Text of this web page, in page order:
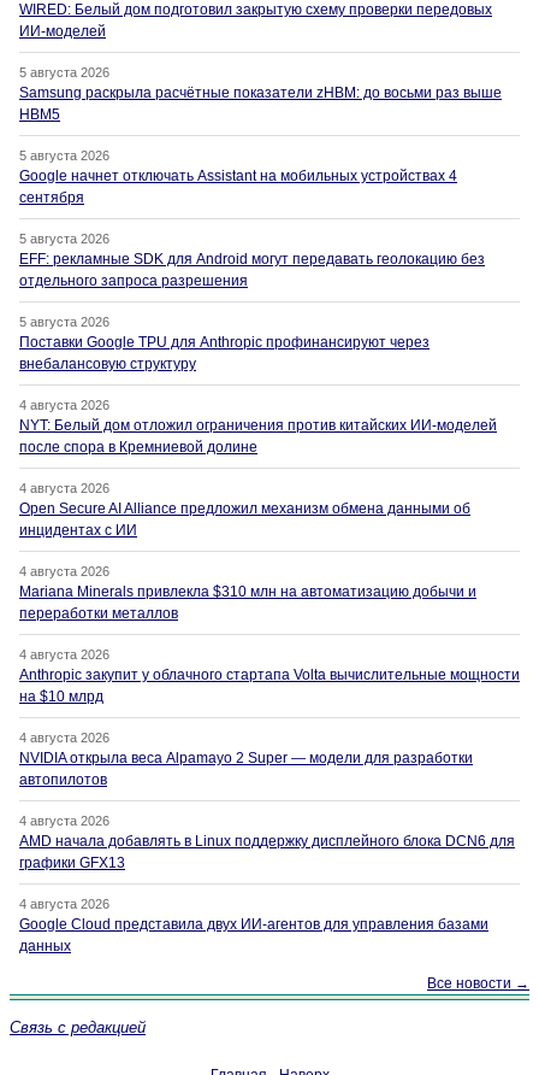
WIRED: Белый дом подготовил закрытую схему проверки передовых
ИИ-моделей
5 августа 2026
Samsung раскрыла расчётные показатели zHBM: до восьми раз выше
HBM5
5 августа 2026
Google начнет отключать Assistant на мобильных устройствах 4
сентября
5 августа 2026
EFF: рекламные SDK для Android могут передавать геолокацию без
отдельного запроса разрешения
5 августа 2026
Поставки Google TPU для Anthropic профинансируют через
внебалансовую структуру
4 августа 2026
NYT: Белый дом отложил ограничения против китайских ИИ-моделей
после спора в Кремниевой долине
4 августа 2026
Open Secure AI Alliance предложил механизм обмена данными об
инцидентах с ИИ
4 августа 2026
Mariana Minerals привлекла $310 млн на автоматизацию добычи и
переработки металлов
4 августа 2026
Anthropic закупит у облачного стартапа Volta вычислительные мощности
на $10 млрд
4 августа 2026
NVIDIA открыла веса Alpamayo 2 Super — модели для разработки
автопилотов
4 августа 2026
AMD начала добавлять в Linux поддержку дисплейного блока DCN6 для
графики GFX13
4 августа 2026
Google Cloud представила двух ИИ-агентов для управления базами
данных
Все новости →
Связь с редакцией